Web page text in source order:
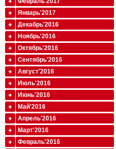
Январь'2017
Декабрь'2016
Ноябрь'2016
Октябрь'2016
Сентябрь'2016
Август'2016
Июль'2016
Июнь'2016
Май'2016
Апрель'2016
Март'2016
Февраль'2016